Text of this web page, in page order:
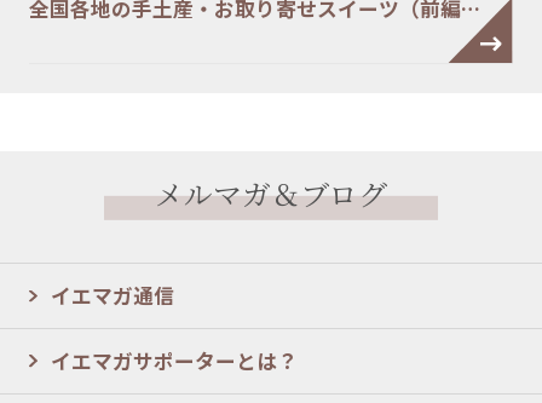
全国各地の手土産・お取り寄せスイーツ（前編…
メルマガ＆ブログ
イエマガ通信
イエマガサポーターとは？